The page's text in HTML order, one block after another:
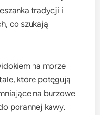
tradycji i
co szukają
na morze
które potęgują
na burzowe
porannej kawy.